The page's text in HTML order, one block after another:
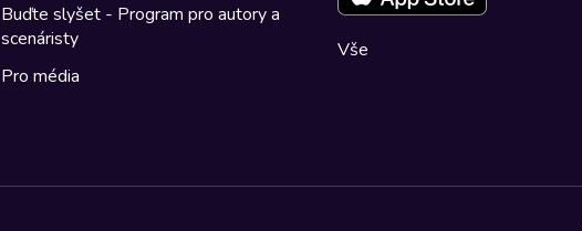
Buďte slyšet - Program pro autory a
scenáristy
Pro média
Vše